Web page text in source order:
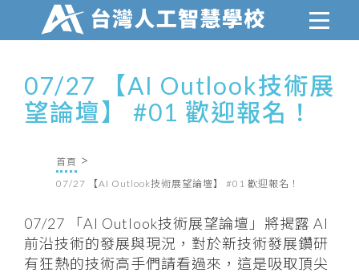
07/27 【AI Outlook技術展
望論壇】 #01 歡迎報名！
首頁
07/27 【AI Outlook技術展望論壇】 #01 歡迎報名！
07/27 「AI Outlook技術展望論壇」將揭露 AI
前沿技術的發展與現況，對於新技術發展鑽研
有狂熱的技術高手們請看過來，這是吸取頂尖